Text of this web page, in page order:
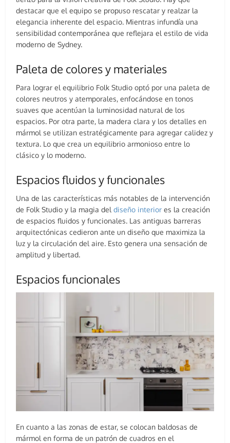
destacar que el equipo se propuso rescatar y realzar la
elegancia inherente del espacio. Mientras infundía una
sensibilidad contemporánea que reflejara el estilo de vida
moderno de Sydney.
Paleta de colores y materiales
Para lograr el equilibrio Folk Studio optó por una paleta de
colores neutros y atemporales, enfocándose en tonos
suaves que acentúan la luminosidad natural de los
espacios. Por otra parte, la madera clara y los detalles en
mármol se utilizan estratégicamente para agregar calidez y
textura. Lo que crea un equilibrio armonioso entre lo
clásico y lo moderno.
Espacios fluidos y funcionales
Una de las características más notables de la intervención
de Folk Studio y la magia deldiseño interior es la creación
de espacios fluidos y funcionales. Las antiguas barreras
arquitectónicas cedieron ante un diseño que maximiza la
luz y la circulación del aire. Esto genera una sensación de
amplitud y libertad.
Espacios funcionales
En cuanto a las zonas de estar, se colocan baldosas de
mármol en forma de un patrón de cuadros en el